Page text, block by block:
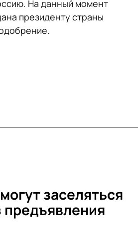
На данный момент
президенту страны
заселяться
предъявления